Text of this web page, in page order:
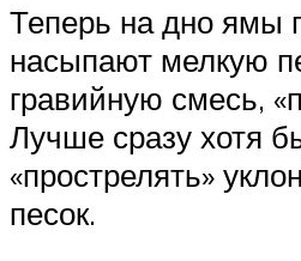
Теперь на дно ямы
насыпают мелкую
гравийную смесь,
Лучше сразу хотя
«прострелять»
песок.